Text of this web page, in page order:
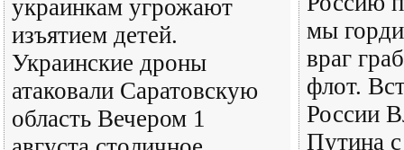
украинкам угрожают
изъятием детей.
Украинские дроны
атаковали Саратовскую
область Вечером 1
мы
враг
флот.
России
Путина